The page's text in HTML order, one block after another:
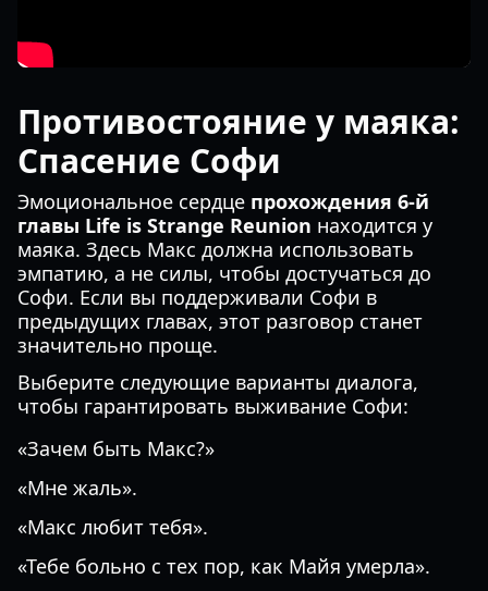
Противостояние у маяка:
Спасение Софи
Эмоциональное сердце прохождения 6-й
главы Life is Strange Reunion находится у
маяка. Здесь Макс должна использовать
эмпатию, а не силы, чтобы достучаться до
Софи. Если вы поддерживали Софи в
предыдущих главах, этот разговор станет
значительно проще.
Выберите следующие варианты диалога,
чтобы гарантировать выживание Софи:
«Зачем быть Макс?»
«Мне жаль».
«Макс любит тебя».
«Тебе больно с тех пор, как Майя умерла».